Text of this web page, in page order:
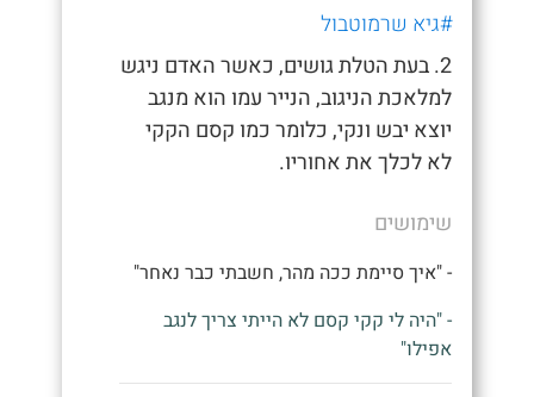
#גיא שרמוטבול
2. בעת הטלת גושים, כאשר האדם ניגש
למלאכת הניגוב, הנייר עמו הוא מנגב
יוצא יבש ונקי, כלומר כמו קסם הקקי
לא לכלך את אחוריו.
שימושים
- "איך סיימת ככה מהר, חשבתי כבר נאחר"
- "היה לי קקי קסם לא הייתי צריך לנגב
אפילו"